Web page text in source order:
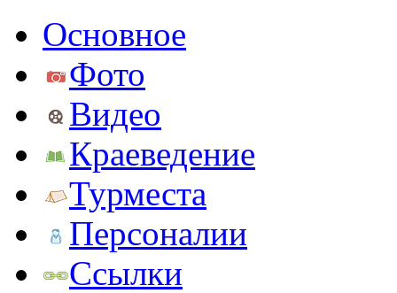
Основное
Фото
Видео
Краеведение
Турместа
Персоналии
Ссылки